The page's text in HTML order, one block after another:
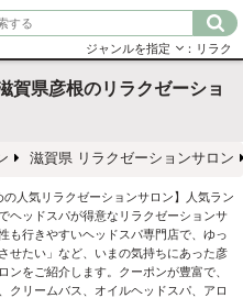
ジャンルを指定 ：リラク
賀県彦根のリラクゼーショ
滋賀県 リラクゼーションサロン
人気リラクゼーションサロン】人気ラン
ヘッドスパが得意なリラクゼーションサ
も行きやすいヘッドスパ専門店で、ゆっ
せたい」など、いまの気持ちにあった彦
をご紹介します。クーポンが豊富で、
クリームバス、オイルヘッドスパ、アロ